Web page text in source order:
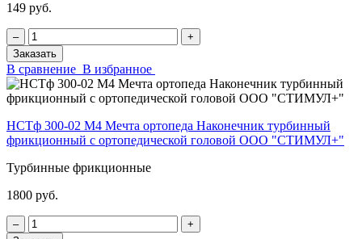
149 руб.
‒
+
Заказать
В сравнение В избранное
НСТф 300-02 М4 Мечта ортопеда Наконечник турбинный
фрикционный с ортопедической головой ООО "СТИМУЛ+"
Турбинные фрикционные
1800 руб.
‒
+